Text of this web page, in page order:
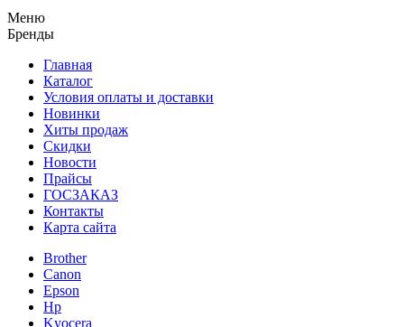
Меню
Бренды
Главная
Каталог
Условия оплаты и доставки
Новинки
Хиты продаж
Скидки
Новости
Прайсы
ГОСЗАКАЗ
Контакты
Карта сайта
Brother
Canon
Epson
Hp
Kyocera